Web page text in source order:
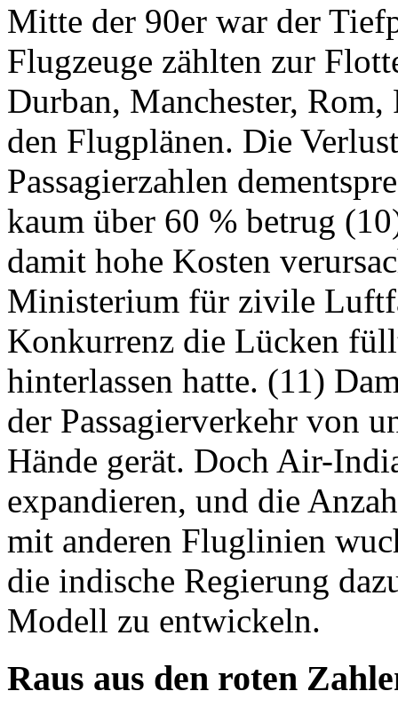
Mitte der 90er war der
Flugzeuge zählten zur
Durban, Manchester,
den Flugplänen. Die
Passagierzahlen
kaum über 60 % betrug
damit hohe Kosten
Ministerium für zivile
Konkurrenz die Lücken
hinterlassen hatte. (11)
der Passagierverkehr von
Hände gerät. Doch Air-
expandieren, und die
mit anderen Fluglinien
die indische Regierung
Modell zu entwickeln.
Raus aus den roten